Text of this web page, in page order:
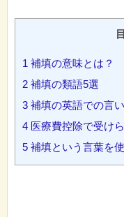
1 補填の意味とは？
2 補填の類語5選
3 補填の英語での言
4 医療費控除で受け
5 補填という言葉を